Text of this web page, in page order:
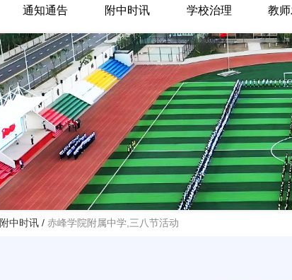
通知通告 附中时讯 学校治理 教
附中时讯 / 赤峰学院附属中学,三八节活动